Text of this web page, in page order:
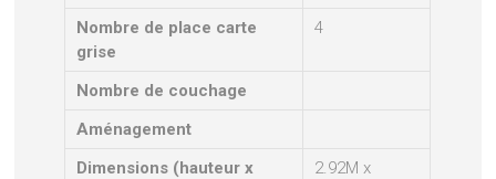
Nombre de place carte
grise
4
Nombre de couchage
Aménagement
Dimensions (hauteur x
2.92M x